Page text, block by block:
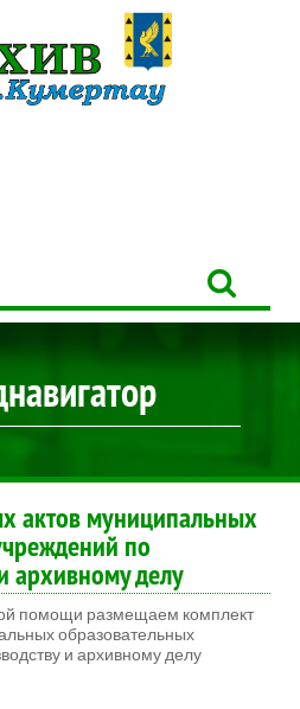
актов муниципальных
по
архивному делу
помощи размещаем комплект
образовательных
и архивному делу